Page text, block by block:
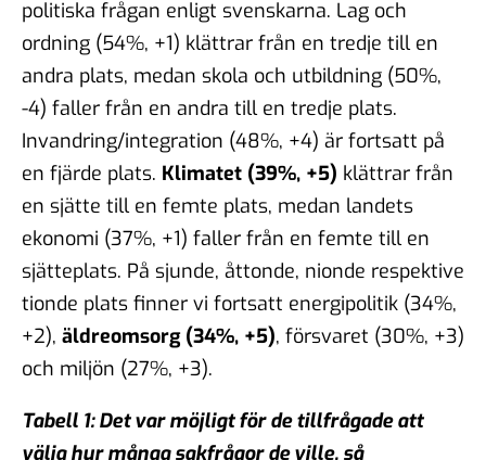
politiska frågan enligt svenskarna. Lag och
ordning (54%, +1) klättrar från en tredje till en
andra plats, medan skola och utbildning (50%,
-4) faller från en andra till en tredje plats.
Invandring/integration (48%, +4) är fortsatt på
en fjärde plats. Klimatet (39%, +5) klättrar från
en sjätte till en femte plats, medan landets
ekonomi (37%, +1) faller från en femte till en
sjätteplats. På sjunde, åttonde, nionde respektive
tionde plats finner vi fortsatt energipolitik (34%,
+2), äldreomsorg (34%, +5), försvaret (30%, +3)
och miljön (27%, +3).
Tabell 1: Det var möjligt för de tillfrågade att
välja hur många sakfrågor de ville, så